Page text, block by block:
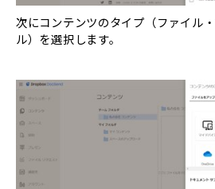
次にコンテンツのタイプ（ファイル
ル）を選択します。